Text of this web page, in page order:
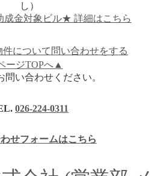
し）
金対象ビル★ 詳細はこちら
件について問い合わせをする
ージTOPへ▲
問い合わせください。
026-224-0311
せフォームはこちら